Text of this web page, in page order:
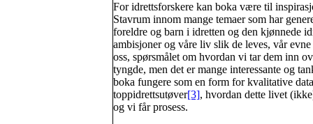
For idrettsforskere kan boka være til
Stavrum innom mange temaer som har
foreldre og barn i idretten og den kjønnede
ambisjoner og våre liv slik de leves, vår
oss, spørsmålet om hvordan vi tar dem inn
tyngde, men det er mange interessante og
boka fungere som en form for kvalitative
toppidrettsutøver[3], hvordan dette livet
og vi får prosess.